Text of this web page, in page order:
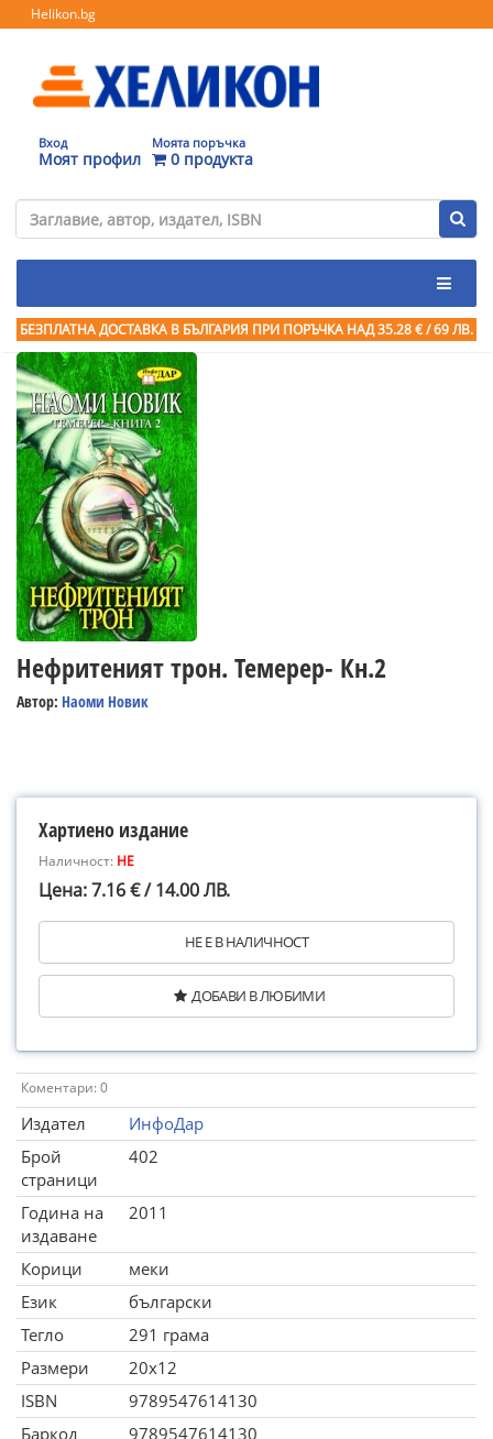
Helikon.bg
Вход
Моят профил
Моята поръчка
0 продукта
БЕЗПЛАТНА ДОСТАВКА В БЪЛГАРИЯ ПРИ ПОРЪЧКА НАД 35.28 € / 69 ЛВ.
Нефритеният трон. Темерер- Кн.2
Автор: Наоми Новик
Хартиено издание
Наличност: НЕ
Цена: 7.16 € / 14.00 ЛВ.
НЕ Е В НАЛИЧНОСТ
ДОБАВИ В ЛЮБИМИ
Коментари: 0
Издател
ИнфоДар
Брой
страници
402
Година на
издаване
2011
Корици
меки
Език
български
Тегло
291 грама
Размери
20x12
ISBN
9789547614130
Баркод
9789547614130